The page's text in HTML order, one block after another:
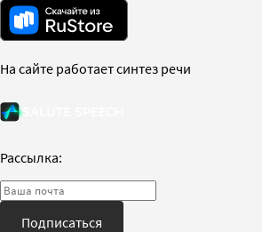
На сайте работает синтез речи
Рассылка:
Подписаться